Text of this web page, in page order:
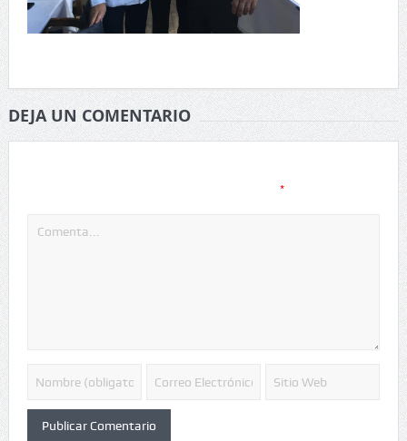
DEJA UN COMENTARIO
*